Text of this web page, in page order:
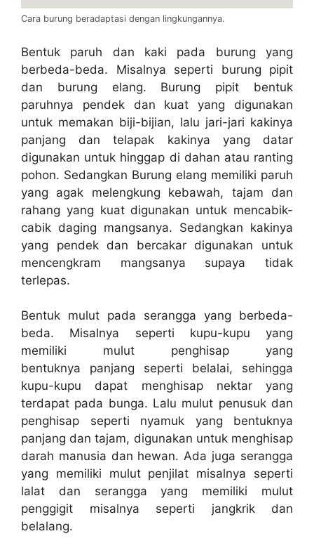
Cara burung beradaptasi dengan lingkungannya.
Bentuk paruh dan kaki pada burung yang
berbeda-beda. Misalnya seperti burung pipit
dan burung elang. Burung pipit bentuk
paruhnya pendek dan kuat yang digunakan
untuk memakan biji-bijian, lalu jari-jari kakinya
panjang dan telapak kakinya yang datar
digunakan untuk hinggap di dahan atau ranting
pohon. Sedangkan Burung elang memiliki paruh
yang agak melengkung kebawah, tajam dan
rahang yang kuat digunakan untuk mencabik-
cabik daging mangsanya. Sedangkan kakinya
yang pendek dan bercakar digunakan untuk
mencengkram mangsanya supaya tidak
terlepas.
Bentuk mulut pada serangga yang berbeda-
beda. Misalnya seperti kupu-kupu yang
memiliki mulut penghisap yang
bentuknya panjang seperti belalai, sehingga
kupu-kupu dapat menghisap nektar yang
terdapat pada bunga. Lalu mulut penusuk dan
penghisap seperti nyamuk yang bentuknya
panjang dan tajam, digunakan untuk menghisap
darah manusia dan hewan. Ada juga serangga
yang memiliki mulut penjilat misalnya seperti
lalat dan serangga yang memiliki mulut
penggigit misalnya seperti jangkrik dan
belalang.